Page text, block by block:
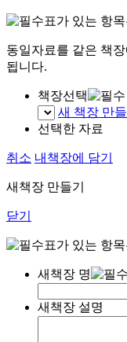
표가 있는 항
동일자료를 같은 책
됩니다.
책장선택
새 책장 만
선택한 자료
취소 내책장에 담기
새책장 만들기
닫기
표가 있는 항
새책장 명
새책장 설명